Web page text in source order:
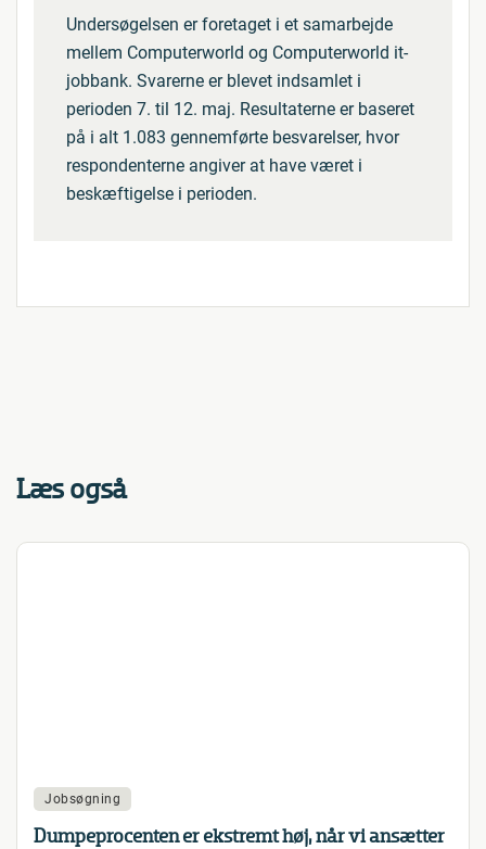
Undersøgelsen er foretaget i et samarbejde
mellem Computerworld og Computerworld it-
jobbank. Svarerne er blevet indsamlet i
perioden 7. til 12. maj. Resultaterne er baseret
på i alt 1.083 gennemførte besvarelser, hvor
respondenterne angiver at have været i
beskæftigelse i perioden.
Læs også
Jobsøgning
Dumpeprocenten er ekstremt høj, når vi ansætter